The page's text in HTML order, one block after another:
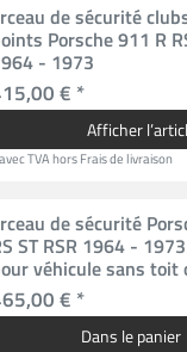
de sécurité
Porsche 911 R
- 1973
€ *
Afficher
avec TVAhorsFrais de livraison
de sécurité
ST RSR 1964 -
véhicule sans toit
€ *
Dans le panier